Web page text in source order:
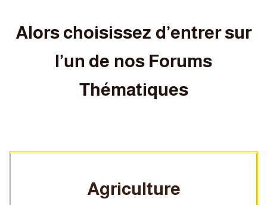
Alors choisissez d’entrer sur
l’un de nos Forums
Thématiques
Agriculture